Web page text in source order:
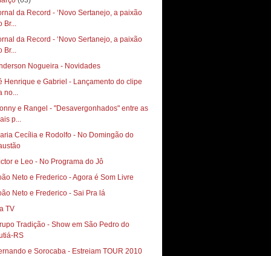
da Record - ‘Novo Sertanejo, a paixão
Br...
da Record - ‘Novo Sertanejo, a paixão
Br...
Nogueira - Novidades
Henrique e Gabriel - Lançamento do clipe
no...
e Rangel - "Desavergonhados" entre as
p...
Cecília e Rodolfo - No Domingão do
e Leo - No Programa do Jô
Neto e Frederico - Agora é Som Livre
Neto e Frederico - Sai Pra lá
TV
Tradição - Show em São Pedro do
RS
e Sorocaba - Estreiam TOUR 2010